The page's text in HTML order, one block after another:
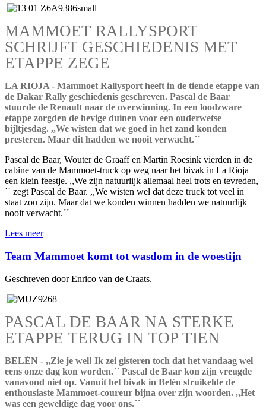
MAMMOET RALLYSPORT
SCHRIJFT GESCHIEDENIS MET
ETAPPE ZEGE
LA RIOJA - Mammoet Rallysport heeft in de tiende etappe van
de Dakar Rally geschiedenis geschreven. Pascal de Baar
stuurde de Renault naar de overwinning. In een loodzware
etappe zorgden de hevige duinen voor een ouderwetse
bijltjesdag. ,,We wisten dat we goed in het zand konden
presteren. Maar dit hadden we nooit verwacht.´´
Pascal de Baar, Wouter de Graaff en Martin Roesink vierden in de
cabine van de Mammoet-truck op weg naar het bivak in La Rioja
een klein feestje. ,,We zijn natuurlijk allemaal heel trots en tevreden,
´´ zegt Pascal de Baar. ,,We wisten wel dat deze truck tot veel in
staat zou zijn. Maar dat we konden winnen hadden we natuurlijk
nooit verwacht.´´
Lees meer
Team Mammoet komt tot wasdom in de woestijn
Geschreven door Enrico van de Craats.
PASCAL DE BAAR NA STERKE
ETAPPE TERUG IN TOP TIEN
BELÉN - ,,Zie je wel! Ik zei gisteren toch dat het vandaag wel
eens onze dag kon worden.´´ Pascal de Baar kon zijn vreugde
vanavond niet op. Vanuit het bivak in Belén struikelde de
enthousiaste Mammoet-coureur bijna over zijn woorden. ,,Het
was een geweldige dag voor ons.´´